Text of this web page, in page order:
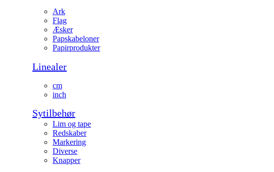
Ark
Flag
Æsker
Papskabeloner
Papirprodukter
Linealer
cm
inch
Sytilbehør
Lim og tape
Redskaber
Markering
Diverse
Knapper